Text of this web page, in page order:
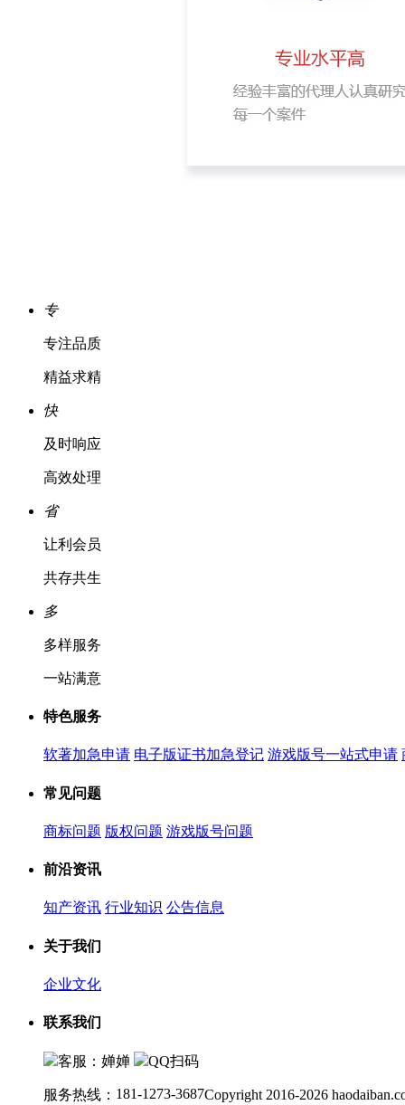
专
专注品质
精益求精
快
及时响应
高效处理
省
让利会员
共存共生
多
多样服务
一站满意
特色服务
软著加急申请 电子版证书加急登记 游戏版号一站式申请
常见问题
商标问题 版权问题 游戏版号问题
前沿资讯
知产资讯 行业知识 公告信息
关于我们
企业文化
联系我们
客服：婵婵 QQ扫码
服务热线： 181-1273-3687Copyright 2016-2026